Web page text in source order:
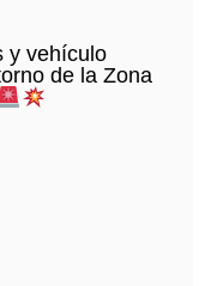
y vehículo
de la Zona